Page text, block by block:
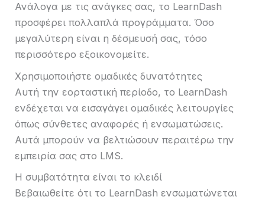
Ανάλογα με τις ανάγκες σας, το LearnDash
προσφέρει πολλαπλά προγράμματα. Όσο
μεγαλύτερη είναι η δέσμευσή σας, τόσο
περισσότερο εξοικονομείτε.
Χρησιμοποιήστε ομαδικές δυνατότητες
Αυτή την εορταστική περίοδο, το LearnDash
ενδέχεται να εισαγάγει ομαδικές λειτουργίες
όπως σύνθετες αναφορές ή ενσωματώσεις.
Αυτά μπορούν να βελτιώσουν περαιτέρω την
εμπειρία σας στο LMS.
Η συμβατότητα είναι το κλειδί
Βεβαιωθείτε ότι το LearnDash ενσωματώνεται